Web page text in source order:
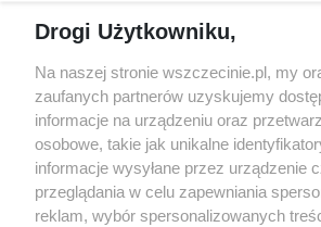
targi
Wernisaże
Więcej
20.
Drogi Użytkowniku,
Na naszej stronie wszczecinie.pl, my
zaufanych partnerów uzyskujemy
informacje na urządzeniu oraz
osobowe, takie jak unikalne
informacje wysyłane przez urządzenie
przeglądania w celu zapewniania
reklam, wybór spersonalizowanych